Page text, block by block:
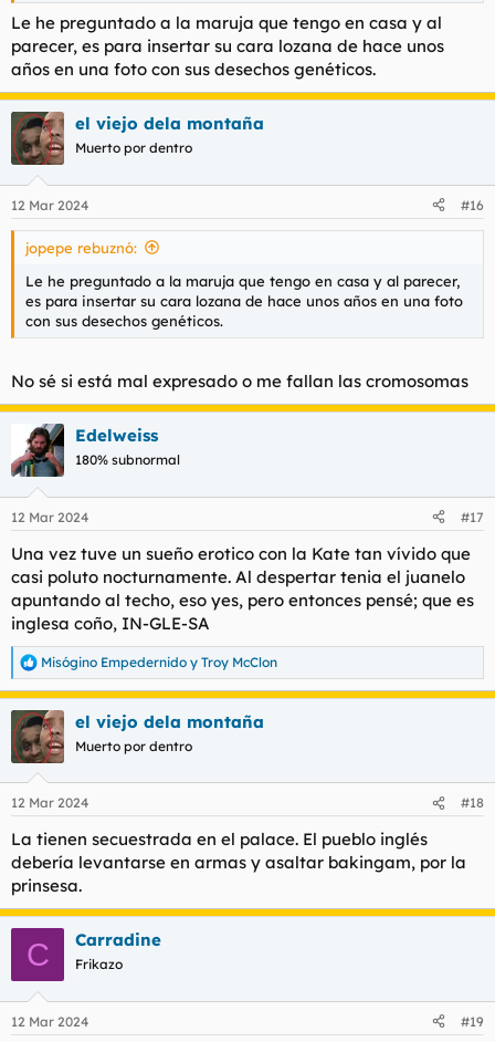
Le he preguntado a la maruja que tengo en casa y al
parecer, es para insertar su cara lozana de hace unos
años en una foto con sus desechos genéticos.
el viejo dela montaña
Muerto por dentro
12 Mar 2024 #16
jopepe rebuznó:
Le he preguntado a la maruja que tengo en casa y al parecer,
es para insertar su cara lozana de hace unos años en una foto
con sus desechos genéticos.
No sé si está mal expresado o me fallan las cromosomas
Edelweiss
180% subnormal
12 Mar 2024 #17
Una vez tuve un sueño erotico con la Kate tan vívido que
casi poluto nocturnamente. Al despertar tenia el juanelo
apuntando al techo, eso yes, pero entonces pensé; que es
inglesa coño, IN-GLE-SA
R
e
a
c
c
i
e
:
Misógino Empedernido y Troy McClon
el viejo dela montaña
Muerto por dentro
12 Mar 2024 #18
La tienen secuestrada en el palace. El pueblo inglés
debería levantarse en armas y asaltar bakingam, por la
prinsesa.
C Carradine
Frikazo
12 Mar 2024 #19